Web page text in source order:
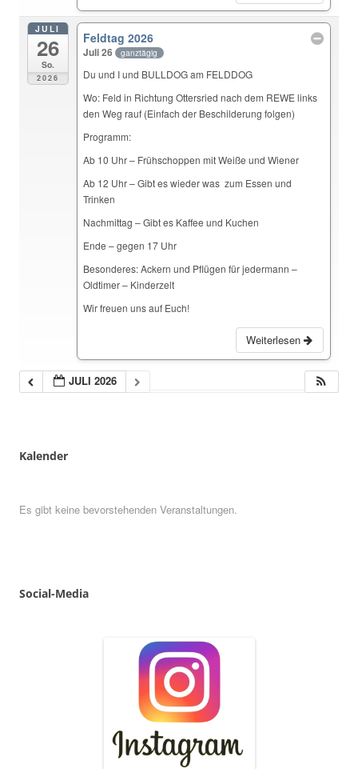
JULI
26
So.
2026
Feldtag 2026
Juli 26 ganztägig
Du und I und BULLDOG am FELDDOG
Wo: Feld in Richtung Ottersried nach dem REWE links
den Weg rauf (Einfach der Beschilderung folgen)
Programm:
Ab 10 Uhr – Frühschoppen mit Weiße und Wiener
Ab 12 Uhr – Gibt es wieder was zum Essen und
Trinken
Nachmittag – Gibt es Kaffee und Kuchen
Ende – gegen 17 Uhr
Besonderes: Ackern und Pflügen für jedermann –
Oldtimer – Kinderzelt
Wir freuen uns auf Euch!
Weiterlesen
JULI 2026
Kalender
Es gibt keine bevorstehenden Veranstaltungen.
Social-Media